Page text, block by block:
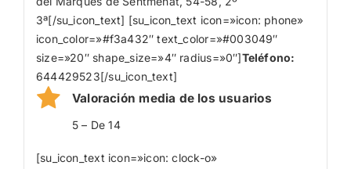
3ª[/su_icon_text] [su_icon_text icon=»icon: phone»
icon_color=»#f3a432″ text_color=»#003049″
size=»20″ shape_size=»4″ radius=»0″]Teléfono:
644429523[/su_icon_text]
Valoración media de los usuarios
5 – De 14
[su_icon_text icon=»icon: clock-o»